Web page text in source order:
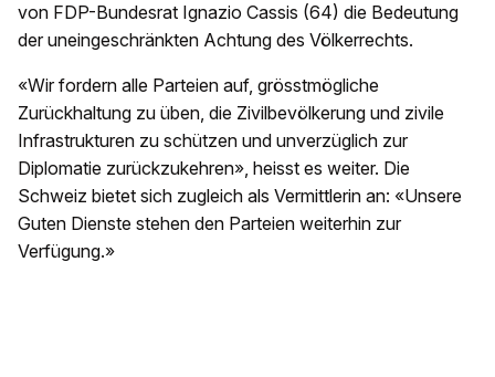
von FDP-Bundesrat Ignazio Cassis (64) die Bedeutung
der uneingeschränkten Achtung des Völkerrechts.
«Wir fordern alle Parteien auf, grösstmögliche
Zurückhaltung zu üben, die Zivilbevölkerung und zivile
Infrastrukturen zu schützen und unverzüglich zur
Diplomatie zurückzukehren», heisst es weiter. Die
Schweiz bietet sich zugleich als Vermittlerin an: «Unsere
Guten Dienste stehen den Parteien weiterhin zur
Verfügung.»